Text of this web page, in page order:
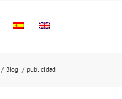
/ Blog / publicidad